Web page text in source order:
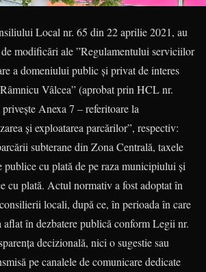
Local nr. 65 din 22 aprilie 2021, au
modificări ale ”Regulamentului serviciilor
a domeniului public şi privat de interes
Vâlcea” (aprobat prin HCL nr.
Anexa 7 – referitoare la
şi exploatarea parcărilor”, respectiv:
subterane din Zona Centrală, taxele
cu plată de pe raza municipiului şi
cu plată. Actul normativ a fost adoptat în
locali, după ce, în perioada în care
în dezbatere publică conform Legii nr.
decizională, nici o sugestie sau
pe canalele de comunicare dedicate